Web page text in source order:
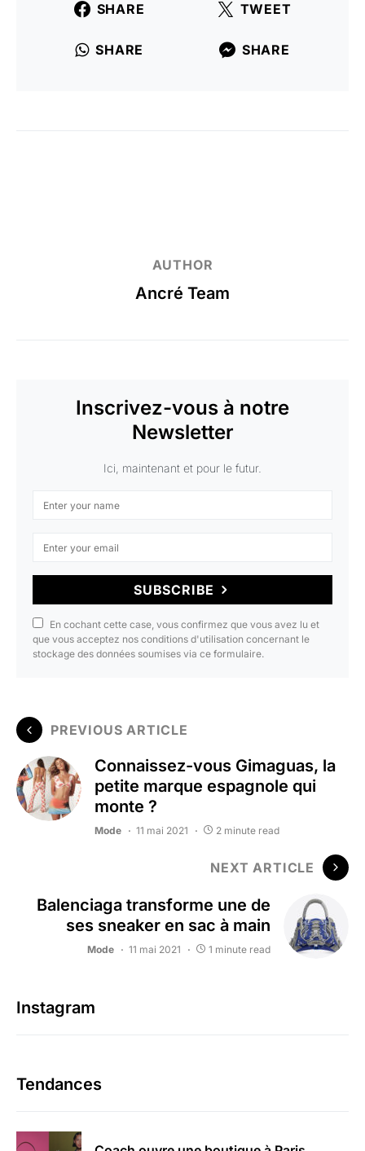
SHARE TWEET
SHARE SHARE
AUTHOR
Ancré Team
Inscrivez-vous à notre
Newsletter
Ici, maintenant et pour le futur.
SUBSCRIBE
En cochant cette case, vous confirmez que vous avez lu et
que vous acceptez nos conditions d'utilisation concernant le
stockage des données soumises via ce formulaire.
PREVIOUS ARTICLE
Connaissez-vous Gimaguas, la
petite marque espagnole qui
monte ?
Mode 11 mai 2021 2 minute read
NEXT ARTICLE
Balenciaga transforme une de
ses sneaker en sac à main
Mode 11 mai 2021 1 minute read
Instagram
Tendances